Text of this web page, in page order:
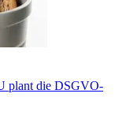
plant die DSGVO-